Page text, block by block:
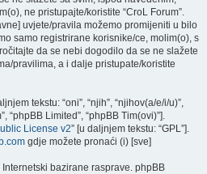
ne pristupajte/koristite “CroL Forum”.
uvjete/pravila možemo promijeniti u bilo
samo registrirane korisnike/ce, molim(o), s
da se nebi dogodilo da se ne slažete
pravilima, a i dalje pristupate/koristite
tekstu: “oni”, “njih”, “njihov(a/e/i/u)”,
“phpBB Limited”, “phpBB Tim(ovi)”].
License v2” [u daljnjem tekstu: “GPL”].
gdje možete pronaći (i) [sve]
bazirane rasprave. phpBB